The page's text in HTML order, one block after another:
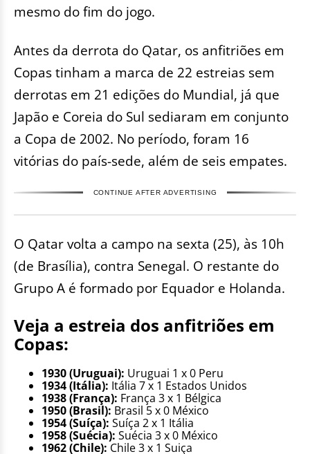
mesmo do fim do jogo.
Antes da derrota do Qatar, os anfitriões em
Copas tinham a marca de 22 estreias sem
derrotas em 21 edições do Mundial, já que
Japão e Coreia do Sul sediaram em conjunto
a Copa de 2002. No período, foram 16
vitórias do país-sede, além de seis empates.
CONTINUE AFTER ADVERTISING
O Qatar volta a campo na sexta (25), às 10h
(de Brasília), contra Senegal. O restante do
Grupo A é formado por Equador e Holanda.
Veja a estreia dos anfitriões em
Copas:
1930 (Uruguai): Uruguai 1 x 0 Peru
1934 (Itália): Itália 7 x 1 Estados Unidos
1938 (França): França 3 x 1 Bélgica
1950 (Brasil): Brasil 5 x 0 México
1954 (Suíça): Suíça 2 x 1 Itália
1958 (Suécia): Suécia 3 x 0 México
1962 (Chile): Chile 3 x 1 Suiça